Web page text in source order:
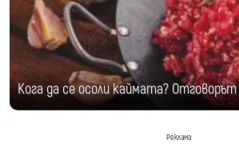
Кога да се осоли каймата? Отговорът
Реклама